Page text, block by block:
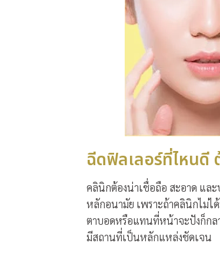
ฉีดฟิลเลอร์ที่ไหนดี
คลินิกต้องน่าเชื่อถือ สะอาด แล
หลักอนามัย เพราะถ้าคลินิกไม่ไ
ตาบอดหรือแทนที่หน้าจะปังก็กล
มีสถานที่เป็นหลักแหล่งชัดเจน